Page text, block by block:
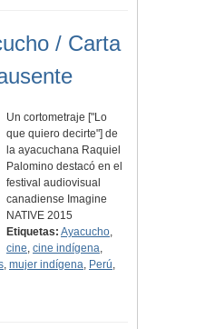
/ Carta
Un cortometraje ["Lo
que quiero decirte"] de
la ayacuchana Raquiel
Palomino destacó en el
festival audiovisual
canadiense Imagine
NATIVE 2015
Etiquetas: Ayacucho,
cine, cine indígena,
, mujer indígena, Perú,